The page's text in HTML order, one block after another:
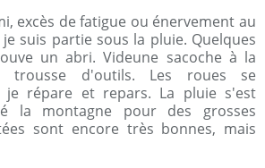
excès de fatigue ou énervement au
suis partie sous la pluie. Quelques
un abri. Videune sacoche à la
trousse d'outils. Les roues se
je répare et repars. La pluie s'est
la montagne pour des grosses
sont encore très bonnes, mais